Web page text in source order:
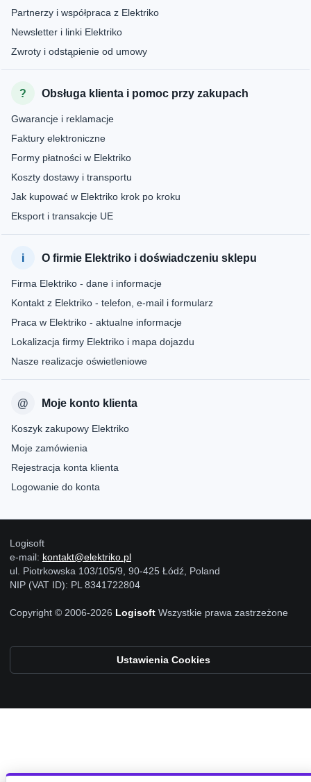
Partnerzy i współpraca z Elektriko
Newsletter i linki Elektriko
Zwroty i odstąpienie od umowy
Obsługa klienta i pomoc przy zakupach
Gwarancje i reklamacje
Faktury elektroniczne
Formy płatności w Elektriko
Koszty dostawy i transportu
Jak kupować w Elektriko krok po kroku
Eksport i transakcje UE
O firmie Elektriko i doświadczeniu sklepu
Firma Elektriko - dane i informacje
Kontakt z Elektriko - telefon, e-mail i formularz
Praca w Elektriko - aktualne informacje
Lokalizacja firmy Elektriko i mapa dojazdu
Nasze realizacje oświetleniowe
Moje konto klienta
Koszyk zakupowy Elektriko
Moje zamówienia
Rejestracja konta klienta
Logowanie do konta
Logisoft
e-mail: kontakt@elektriko.pl
ul. Piotrkowska 103/105/9, 90-425 Łódź, Poland
NIP (VAT ID): PL 8341722804
Copyright © 2006-2026 Logisoft Wszystkie prawa zastrzeżone
Ustawienia Cookies